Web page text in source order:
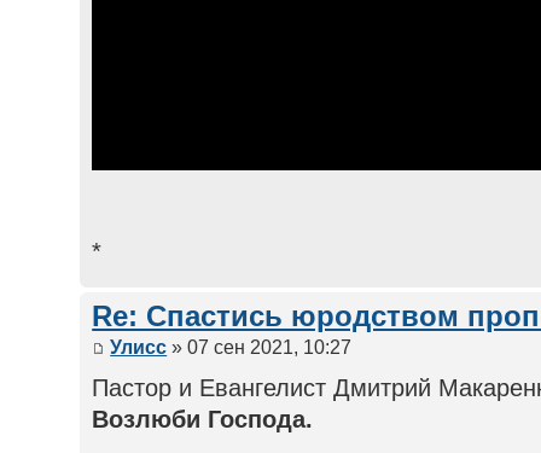
*
Re: Спастись юродством
Улисс » 07 сен 2021, 10:27
Пастор и Евангелист Дмитрий
Возлюби Господа.